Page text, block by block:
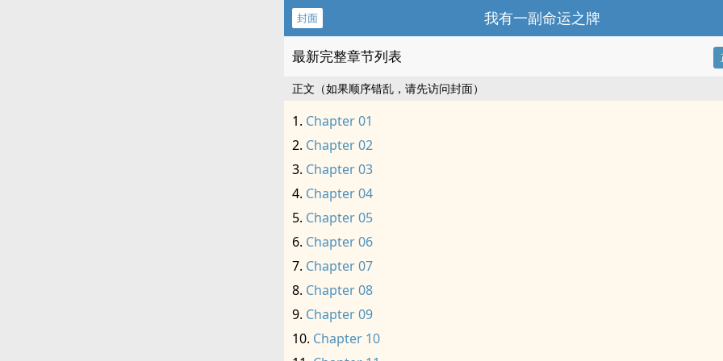
封面 我有一副命运之牌
最新完整章节列表
正文（如果顺序错乱，请先访问封面）
Chapter 01
Chapter 02
Chapter 03
Chapter 04
Chapter 05
Chapter 06
Chapter 07
Chapter 08
Chapter 09
Chapter 10